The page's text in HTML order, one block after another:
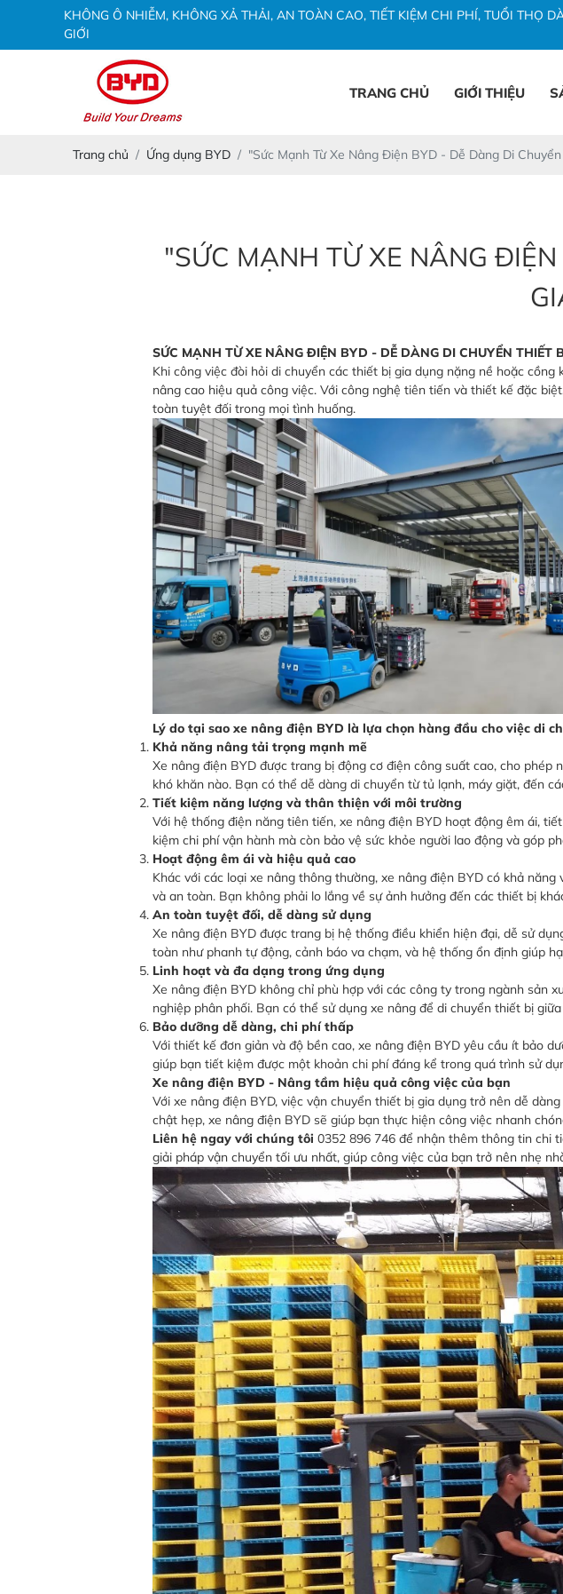
KHÔNG Ô NHIỄM, KHÔNG XẢ THẢI, AN TOÀN CAO, TIẾT KIỆM CHI PHÍ, TUỔI THỌ D
GIỚI
TRANG CHỦ GIỚI THIỆU
Trang chủ Ứng dụng BYD "Sức Mạnh Từ Xe Nâng Điện BYD - Dễ Dàng Di
"SỨC MẠNH TỪ XE NÂNG
SỨC MẠNH TỪ XE NÂNG ĐIỆN BYD - DỄ DÀNG DI CHUYỂN THIẾT
Khi công việc đòi hỏi di chuyển các thiết bị gia dụng nặng nề hoặc cồng
nâng cao hiệu quả công việc. Với công nghệ tiên tiến và thiết kế đặc
toàn tuyệt đối trong mọi tình huống.
Lý do tại sao xe nâng điện BYD là lựa chọn hàng đầu cho việc di
Khả năng nâng tải trọng mạnh mẽ
Xe nâng điện BYD được trang bị động cơ điện công suất cao, cho
khó khăn nào. Bạn có thể dễ dàng di chuyển từ tủ lạnh, máy giặt, đến
Tiết kiệm năng lượng và thân thiện với môi trường
Với hệ thống điện năng tiên tiến, xe nâng điện BYD hoạt động êm ái,
kiệm chi phí vận hành mà còn bảo vệ sức khỏe người lao động và góp
Hoạt động êm ái và hiệu quả cao
Khác với các loại xe nâng thông thường, xe nâng điện BYD có khả
và an toàn. Bạn không phải lo lắng về sự ảnh hưởng đến các thiết bị
An toàn tuyệt đối, dễ dàng sử dụng
Xe nâng điện BYD được trang bị hệ thống điều khiển hiện đại, dễ sử
toàn như phanh tự động, cảnh báo va chạm, và hệ thống ổn định giúp
Linh hoạt và đa dạng trong ứng dụng
Xe nâng điện BYD không chỉ phù hợp với các công ty trong ngành sản
nghiệp phân phối. Bạn có thể sử dụng xe nâng để di chuyển thiết bị
Bảo dưỡng dễ dàng, chi phí thấp
Với thiết kế đơn giản và độ bền cao, xe nâng điện BYD yêu cầu ít bảo
giúp bạn tiết kiệm được một khoản chi phí đáng kể trong quá trình sử
Xe nâng điện BYD - Nâng tầm hiệu quả công việc của bạn
Với xe nâng điện BYD, việc vận chuyển thiết bị gia dụng trở nên dễ
chật hẹp, xe nâng điện BYD sẽ giúp bạn thực hiện công việc nhanh
Liên hệ ngay với chúng tôi 0352 896 746 để nhận thêm thông tin chi
giải pháp vận chuyển tối ưu nhất, giúp công việc của bạn trở nên nhẹ